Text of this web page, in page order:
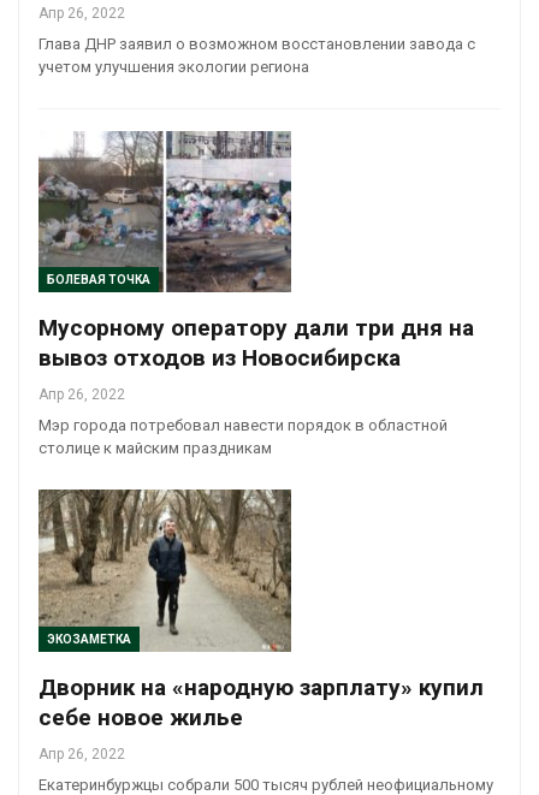
Апр 26, 2022
Глава ДНР заявил о возможном восстановлении завода с
учетом улучшения экологии региона
БОЛЕВАЯ ТОЧКА
Мусорному оператору дали три дня на
вывоз отходов из Новосибирска
Апр 26, 2022
Мэр города потребовал навести порядок в областной
столице к майским праздникам
ЭКОЗАМЕТКА
Дворник на «народную зарплату» купил
себе новое жилье
Апр 26, 2022
Екатеринбуржцы собрали 500 тысяч рублей неофициальному